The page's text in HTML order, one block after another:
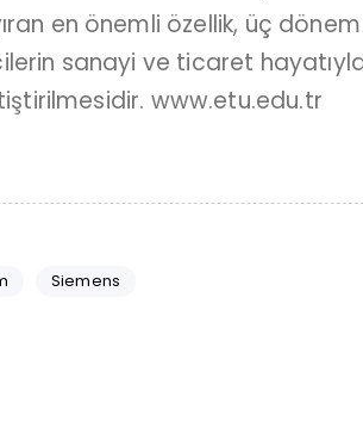
en önemli özellik, üç
sanayi ve ticaret
www.etu.edu.tr
Siemens